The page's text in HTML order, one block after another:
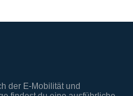
der E-Mobilität und